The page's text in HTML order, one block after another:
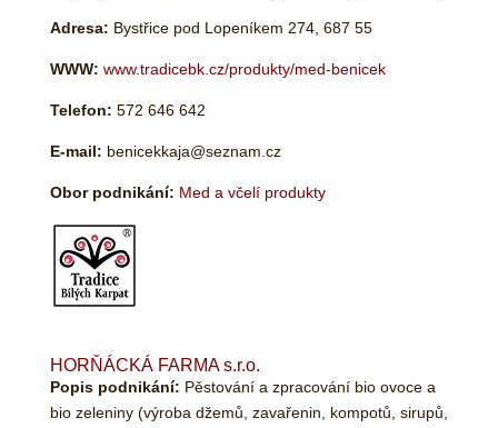
Adresa: Bystřice pod Lopeníkem 274, 687 55
WWW: www.tradicebk.cz/produkty/med-benicek
Telefon: 572 646 642
E-mail: benicekkaja@seznam.cz
Obor podnikání: Med a včelí produkty
HORŇÁCKÁ FARMA s.r.o.
Popis podnikání: Pěstování a zpracování bio ovoce a
bio zeleniny (výroba džemů, zavařenin, kompotů, sirupů,